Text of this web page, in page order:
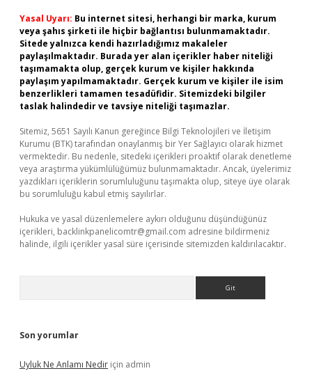
Yasal Uyarı: Bu internet sitesi, herhangi bir marka, kurum
veya şahıs şirketi ile hiçbir bağlantısı bulunmamaktadır.
Sitede yalnızca kendi hazırladığımız makaleler
paylaşılmaktadır. Burada yer alan içerikler haber niteliği
taşımamakta olup, gerçek kurum ve kişiler hakkında
paylaşım yapılmamaktadır. Gerçek kurum ve kişiler ile isim
benzerlikleri tamamen tesadüfidir. Sitemizdeki bilgiler
taslak halindedir ve tavsiye niteliği taşımazlar.
Sitemiz, 5651 Sayılı Kanun gereğince Bilgi Teknolojileri ve İletişim
Kurumu (BTK) tarafından onaylanmış bir Yer Sağlayıcı olarak hizmet
vermektedir. Bu nedenle, sitedeki içerikleri proaktif olarak denetleme
veya araştırma yükümlülüğümüz bulunmamaktadır. Ancak, üyelerimiz
yazdıkları içeriklerin sorumluluğunu taşımakta olup, siteye üye olarak
bu sorumluluğu kabul etmiş sayılırlar.
Hukuka ve yasal düzenlemelere aykırı olduğunu düşündüğünüz
içerikleri, backlinkpanelicomtr@gmail.com adresine bildirmeniz
halinde, ilgili içerikler yasal süre içerisinde sitemizden kaldırılacaktır.
Son yorumlar
Uyluk Ne Anlamı Nedir için admin